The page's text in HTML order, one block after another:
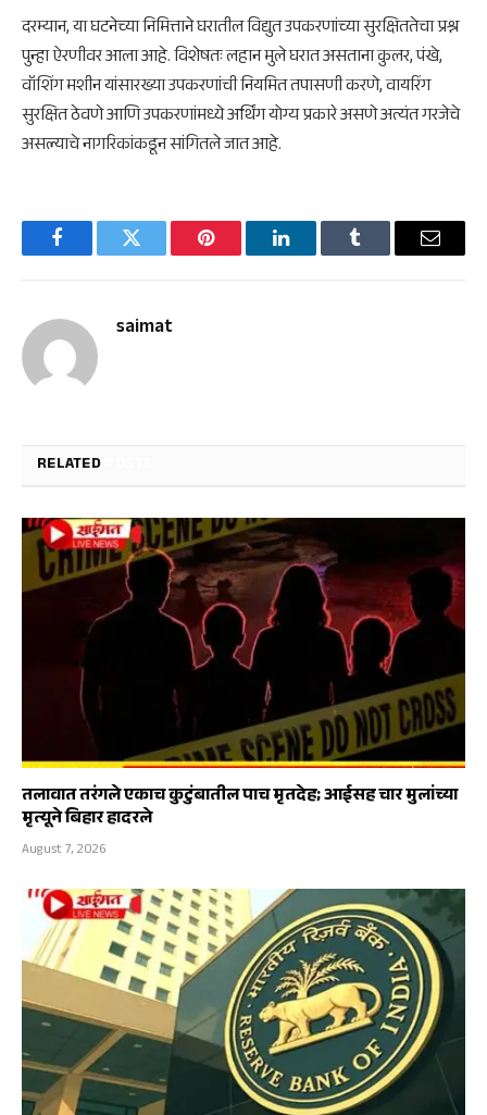
दरम्यान, या घटनेच्या निमित्ताने घरातील विद्युत उपकरणांच्या सुरक्षिततेचा प्रश्न
पुन्हा ऐरणीवर आला आहे. विशेषतः लहान मुले घरात असताना कुलर, पंखे,
वॉशिंग मशीन यांसारख्या उपकरणांची नियमित तपासणी करणे, वायरिंग
सुरक्षित ठेवणे आणि उपकरणांमध्ये अर्थिंग योग्य प्रकारे असणे अत्यंत गरजेचे
असल्याचे नागरिकांकडून सांगितले जात आहे.
FacebookTwitter Pinterest LinkedInTumblr Email
saimat
RELATED
तलावात तरंगले एकाच कुटुंबातील पाच मृतदेह; आईसह चार मुलांच्या
मृत्यूने बिहार हादरले
August 7, 2026